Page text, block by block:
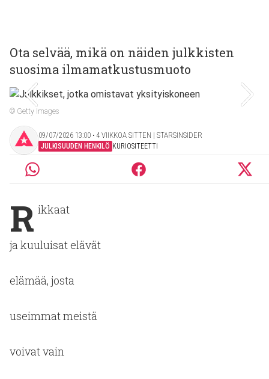
Ota selvää, mikä on näiden julkkisten
suosima ilmamatkustusmuoto
© Getty Images
09/07/2026 13:00 ‧ 4 VIIKKOA SITTEN | STARSINSIDER
JULKISUUDEN HENKILÖ KURIOSITEETTI
R ikkaat
ja kuuluisat elävät
elämää, josta
useimmat meistä
voivat vain